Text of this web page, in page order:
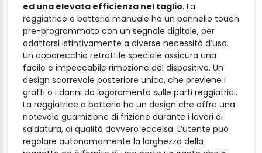
ed una elevata efficienza nel taglio. La
reggiatrice a batteria manuale ha un pannello touch
pre-programmato con un segnale digitale, per
adattarsi istintivamente a diverse necessità d’uso.
Un apparecchio retrattile speciale assicura una
facile e impeccabile rimozione del dispositivo. Un
design scorrevole posteriore unico, che previene i
graffi o i danni da logoramento sulle parti reggiatrici.
La reggiatrice a batteria ha un design che offre una
notevole guarnizione di frizione durante i lavori di
saldatura, di qualità davvero eccelsa. L’utente può
regolare autonomamente la larghezza della